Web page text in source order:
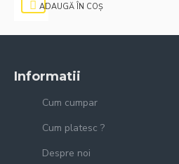
ADAUGĂ ÎN COŞ
Informatii
Cum cumpar
Cum platesc ?
Despre noi